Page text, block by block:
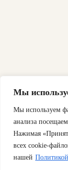
Мы
Мы используем
анализа
Нажимая
всех cookie-
нашей